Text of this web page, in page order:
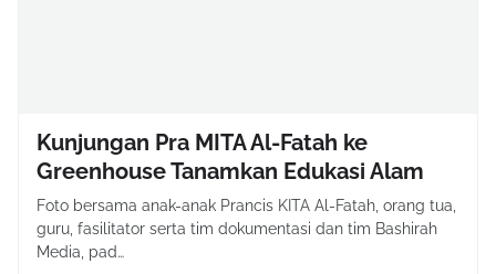
Kunjungan Pra MITA Al-Fatah ke
Greenhouse Tanamkan Edukasi Alam
Foto bersama anak-anak Prancis KITA Al-Fatah, orang tua,
guru, fasilitator serta tim dokumentasi dan tim Bashirah
Media, pad…